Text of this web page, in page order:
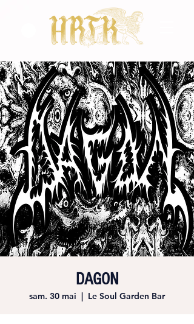
DAGON
sam. 30 mai
  |
Le Soul Garden Bar